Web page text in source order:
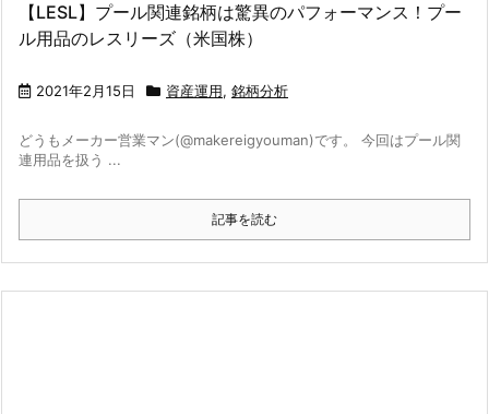
【LESL】プール関連銘柄は驚異のパフォーマンス！プー
ル用品のレスリーズ（米国株）
2021年2月15日 資産運用, 銘柄分析
どうもメーカー営業マン(@makereigyouman)です。 今回はプール関
連用品を扱う ...
記事を読む